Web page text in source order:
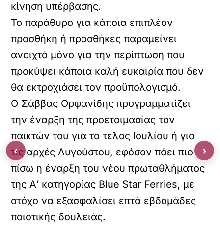
κίνηση υπέρβασης.
Το παράθυρο για κάποια επιπλέον
προσθήκη ή προσθήκες παραμείνει
ανοιχτό μόνο για την περίπτωση που
προκύψει κάποια καλή ευκαιρία που δεν
θα εκτροχιάσει τον προϋπολογισμό.
Ο Σάββας Ορφανίδης προγραμματίζει
την έναρξη της προετοιμασίας τον
παικτών του για το τέλος Ιουλίου ή για
τις αρχές Αυγούστου, εφόσον πάει πιο
πίσω η έναρξη του νέου πρωταθλήματος
της Α’ κατηγορίας Blue Star Ferries, με
στόχο να εξασφαλίσει επτά εβδομάδες
ποιοτικής δουλειάς.
‹ ›